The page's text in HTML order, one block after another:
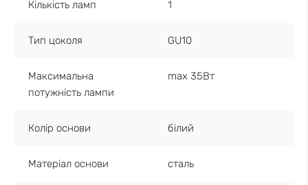
Кількість ламп 1
Тип цоколя GU10
Максимальна
потужність лампи
max 35Вт
Колір основи білий
Матеріал основи сталь